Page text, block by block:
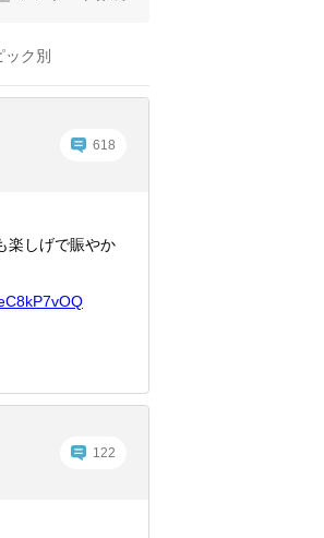
ック別
618
楽しげで賑やか
kP7vOQ
122